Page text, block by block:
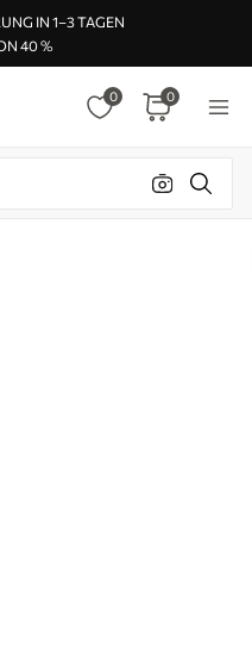
IN 1–3 TAGEN
40 %
0 0